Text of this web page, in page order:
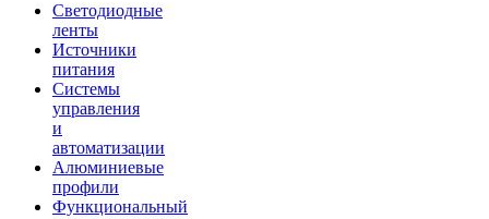
Светодиодные
ленты
Источники
питания
Системы
управления
и
автоматизации
Алюминиевые
профили
Функциональный